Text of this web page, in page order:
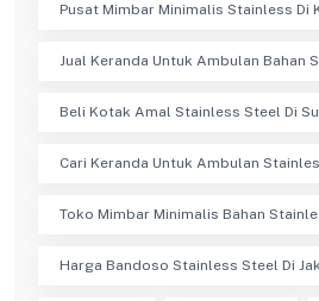
Pusat Mimbar Minimalis Stainless Di
Jual Keranda Untuk Ambulan Bahan
Beli Kotak Amal Stainless Steel Di
Cari Keranda Untuk Ambulan
Toko Mimbar Minimalis Bahan
Harga Bandoso Stainless Steel Di